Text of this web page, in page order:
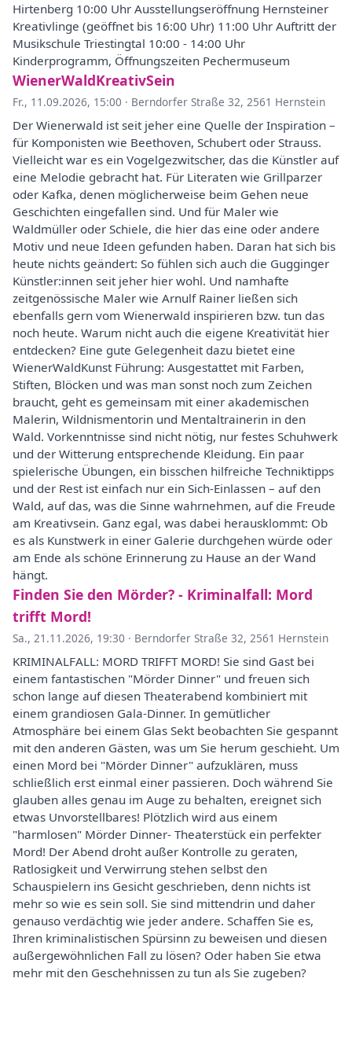
Hirtenberg 10:00 Uhr Ausstellungseröffnung Hernsteiner
Kreativlinge (geöffnet bis 16:00 Uhr) 11:00 Uhr Auftritt der
Musikschule Triestingtal 10:00 - 14:00 Uhr
Kinderprogramm, Öffnungszeiten Pechermuseum
WienerWaldKreativSein
Fr., 11.09.2026, 15:00 · Berndorfer Straße 32, 2561 Hernstein
Der Wienerwald ist seit jeher eine Quelle der Inspiration –
für Komponisten wie Beethoven, Schubert oder Strauss.
Vielleicht war es ein Vogelgezwitscher, das die Künstler auf
eine Melodie gebracht hat. Für Literaten wie Grillparzer
oder Kafka, denen möglicherweise beim Gehen neue
Geschichten eingefallen sind. Und für Maler wie
Waldmüller oder Schiele, die hier das eine oder andere
Motiv und neue Ideen gefunden haben. Daran hat sich bis
heute nichts geändert: So fühlen sich auch die Gugginger
Künstler:innen seit jeher hier wohl. Und namhafte
zeitgenössische Maler wie Arnulf Rainer ließen sich
ebenfalls gern vom Wienerwald inspirieren bzw. tun das
noch heute. Warum nicht auch die eigene Kreativität hier
entdecken? Eine gute Gelegenheit dazu bietet eine
WienerWaldKunst Führung: Ausgestattet mit Farben,
Stiften, Blöcken und was man sonst noch zum Zeichen
braucht, geht es gemeinsam mit einer akademischen
Malerin, Wildnismentorin und Mentaltrainerin in den
Wald. Vorkenntnisse sind nicht nötig, nur festes Schuhwerk
und der Witterung entsprechende Kleidung. Ein paar
spielerische Übungen, ein bisschen hilfreiche Techniktipps
und der Rest ist einfach nur ein Sich-Einlassen – auf den
Wald, auf das, was die Sinne wahrnehmen, auf die Freude
am Kreativsein. Ganz egal, was dabei herausklommt: Ob
es als Kunstwerk in einer Galerie durchgehen würde oder
am Ende als schöne Erinnerung zu Hause an der Wand
hängt.
Finden Sie den Mörder? - Kriminalfall: Mord
trifft Mord!
Sa., 21.11.2026, 19:30 · Berndorfer Straße 32, 2561 Hernstein
KRIMINALFALL: MORD TRIFFT MORD! Sie sind Gast bei
einem fantastischen "Mörder Dinner" und freuen sich
schon lange auf diesen Theaterabend kombiniert mit
einem grandiosen Gala-Dinner. In gemütlicher
Atmosphäre bei einem Glas Sekt beobachten Sie gespannt
mit den anderen Gästen, was um Sie herum geschieht. Um
einen Mord bei "Mörder Dinner" aufzuklären, muss
schließlich erst einmal einer passieren. Doch während Sie
glauben alles genau im Auge zu behalten, ereignet sich
etwas Unvorstellbares! Plötzlich wird aus einem
"harmlosen" Mörder Dinner- Theaterstück ein perfekter
Mord! Der Abend droht außer Kontrolle zu geraten,
Ratlosigkeit und Verwirrung stehen selbst den
Schauspielern ins Gesicht geschrieben, denn nichts ist
mehr so wie es sein soll. Sie sind mittendrin und daher
genauso verdächtig wie jeder andere. Schaffen Sie es,
Ihren kriminalistischen Spürsinn zu beweisen und diesen
außergewöhnlichen Fall zu lösen? Oder haben Sie etwa
mehr mit den Geschehnissen zu tun als Sie zugeben?